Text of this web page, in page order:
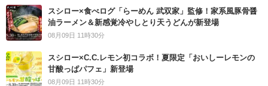
スシロー×食べログ「らーめん 武双家」監修！家系風豚骨醤
油ラーメン＆新感覚冷やしとり天うどんが新登場
08月09日 11時30分
スシロー×C.C.レモン初コラボ！夏限定「おいしーレモンの
甘酸っぱパフェ」新登場
08月09日 11時30分